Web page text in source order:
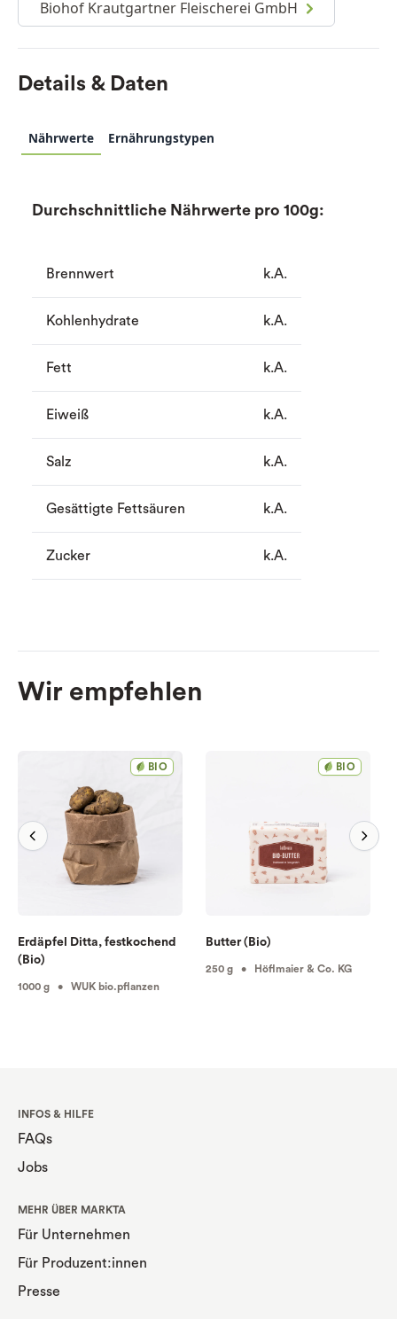
Biohof Krautgartner Fleischerei GmbH
Details & Daten
Nährwerte Ernährungstypen
Durchschnittliche Nährwerte pro 100g:
Brennwert k.A.
Kohlenhydrate k.A.
Fett k.A.
Eiweiß k.A.
Salz k.A.
Gesättigte Fettsäuren k.A.
Zucker k.A.
Wir empfehlen
BIO
Erdäpfel Ditta, festkochend
(Bio)
1000 g • WUK bio.pflanzen
BIO
Butter (Bio)
250 g • Höflmaier & Co. KG
INFOS & HILFE
FAQs
Jobs
MEHR ÜBER MARKTA
Für Unternehmen
Für Produzent:innen
Presse